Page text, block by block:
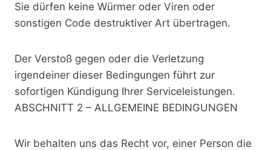
Sie dürfen keine Würmer oder Viren oder
sonstigen Code destruktiver Art übertragen.
Der Verstoß gegen oder die Verletzung
irgendeiner dieser Bedingungen führt zur
sofortigen Kündigung Ihrer Serviceleistungen.
ABSCHNITT 2 – ALLGEMEINE BEDINGUNGEN
Wir behalten uns das Recht vor, einer Person die